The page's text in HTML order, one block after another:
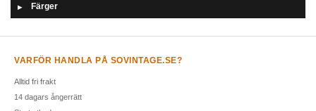
▶ Färger
VARFÖR HANDLA PÅ SOVINTAGE.SE?
Alltid fri frakt
14 dagars ångerrätt